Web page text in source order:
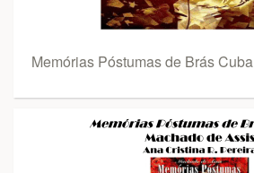
Memórias Póstumas de Brás Cuba